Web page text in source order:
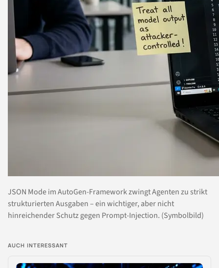
JSON Mode im AutoGen-Framework zwingt Agenten zu strikt
strukturierten Ausgaben – ein wichtiger, aber nicht
hinreichender Schutz gegen Prompt-Injection. (Symbolbild)
AUCH INTERESSANT